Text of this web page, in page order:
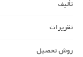
تألیف
تقریرات
روش تحصیل